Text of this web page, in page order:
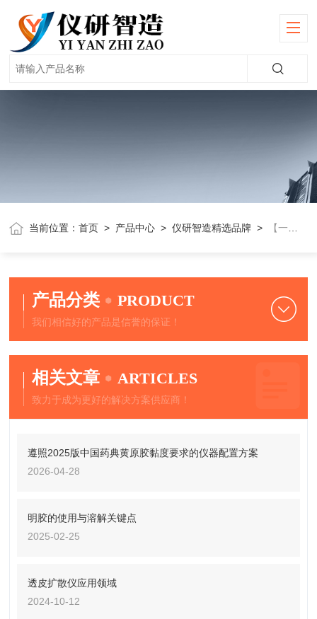
当前位置：首页 > 产品中心 >仪研智造精选品牌 > 【一恒】耐气候试验箱
产品分类 PRODUCT
我们相信好的产品是信誉的保证！
相关文章 ARTICLES
致力于成为更好的解决方案供应商！
遵照2025版中国药典黄原胶黏度要求的仪器配置方案
2026-04-28
明胶的使用与溶解关键点
2025-02-25
透皮扩散仪应用领域
2024-10-12